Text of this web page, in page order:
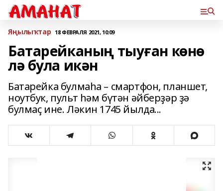
Яңылыҡтар 18 ФЕВРАЛЯ 2021, 10:09
Батарейканың тыуған көнө
лә була икән
Батарейка булмаһа – смартфон, планшет,
ноутбук, пульт һәм бүтән әйберҙәр ҙә
булмаҫ ине. Ләкин 1745 йылда...